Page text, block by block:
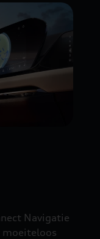
Navigatie
moeiteloos